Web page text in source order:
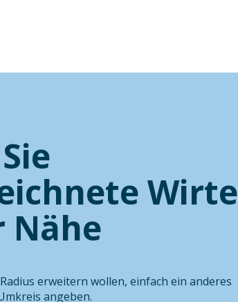
Wirte
Nähe
erweitern wollen, einfach ein anderes
angeben.